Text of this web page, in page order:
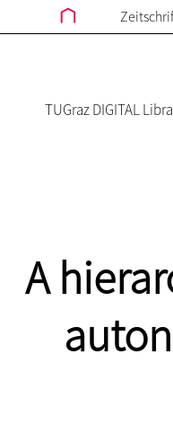
TUGraz DIGITAL
A